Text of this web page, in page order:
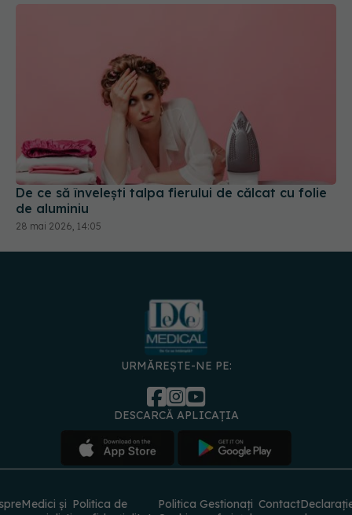
De ce să învelești talpa fierului de călcat cu folie
de aluminiu
28 mai 2026, 14:05
URMĂREȘTE-NE PE:
Medici și Politica de
Politica Gestionați Contact